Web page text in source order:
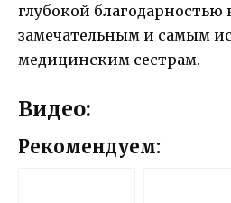
глубокой благодарностью
замечательным и самым
медицинским сестрам.
Видео:
Рекомендуем: